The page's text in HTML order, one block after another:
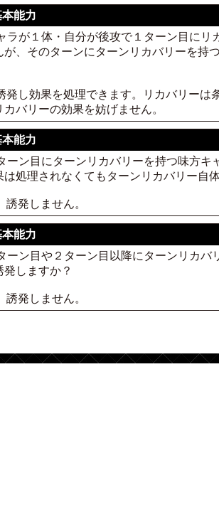
能力
ラが１体・自分が後攻で１ターン目に
が、そのターンにターンリカバリーを持
発し効果を処理できます。リカバリー
カバリーの効果を妨げません。
能力
ーン目にターンリカバリーを持つ味方
は処理されなくてもターンリカバリー自
誘発しません。
能力
ーン目や２ターン目以降にターンリカ
発しますか？
誘発しません。